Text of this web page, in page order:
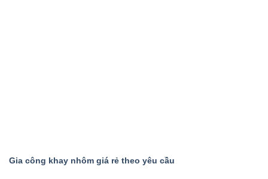
Gia công khay nhôm giá rẻ theo yêu cầu